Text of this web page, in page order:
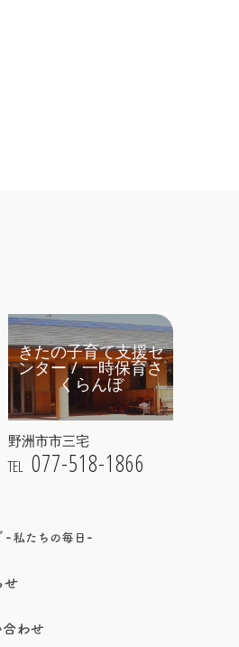
きたの子育て支援セ
ンター / 一時保育さ
くらんぼ
野洲市市三宅
TEL 077-518-1866